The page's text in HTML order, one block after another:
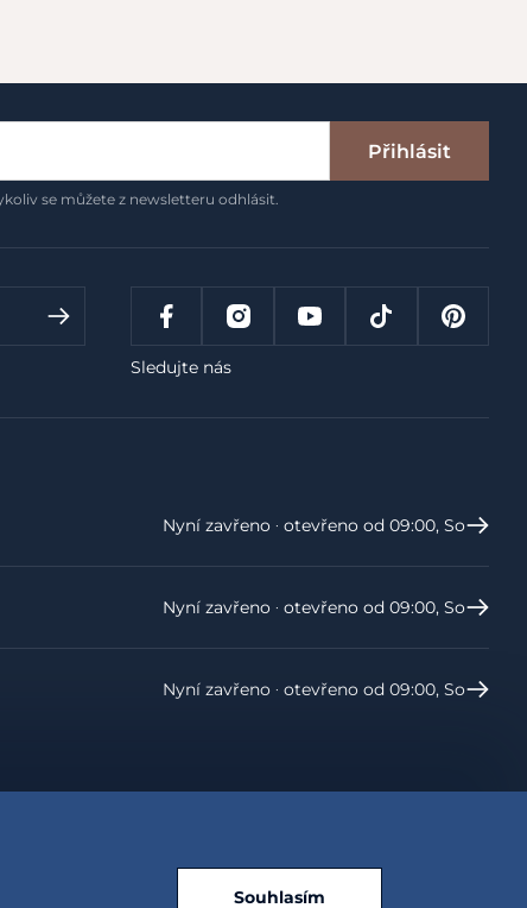
Přihlásit
se můžete z newsletteru odhlásit.
Sledujte nás
Nyní zavřeno ‧ otevřeno od 09:00, So
Nyní zavřeno ‧ otevřeno od 09:00, So
Nyní zavřeno ‧ otevřeno od 09:00, So
Souhlasím